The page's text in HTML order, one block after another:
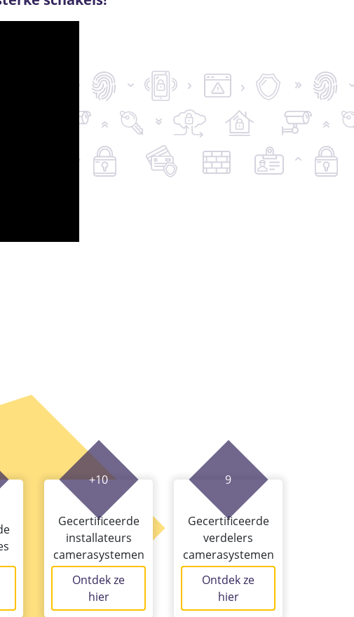
+10
Gecertificeerde
installateurs
camerasystemen
Ontdek ze
hier
9
Gecertificeerde
verdelers
camerasystemen
Ontdek ze
hier